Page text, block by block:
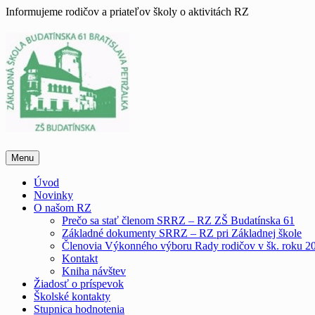
Skip
content
Informujeme rodičov a priateľov školy o aktivitách RZ
Menu
Úvod
Novinky
O našom RZ
Prečo sa stať členom SRRZ – RZ ZŠ Budatínska 61
Základné dokumenty SRRZ – RZ pri Základnej škole
Členovia Výkonného výboru Rady rodičov v šk. roku
Kontakt
Kniha návštev
Žiadosť o príspevok
Školské kontakty
Stupnica hodnotenia